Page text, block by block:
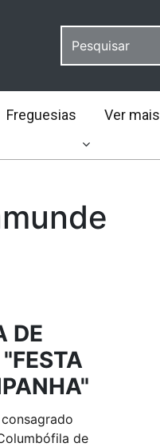
Freguesias Ver mais
DE
de